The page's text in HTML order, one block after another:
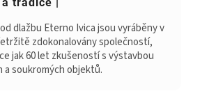
dlažbu Eterno Ivica jsou vyráběny v
zdokonalovány společností,
jak 60 let zkušeností s výstavbou
a soukromých objektů.